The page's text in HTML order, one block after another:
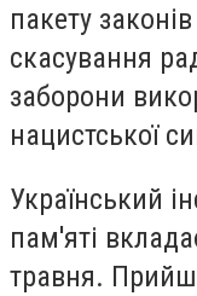
пакету
скасування
заборони
нацистської
Український
пам'яті
травня.